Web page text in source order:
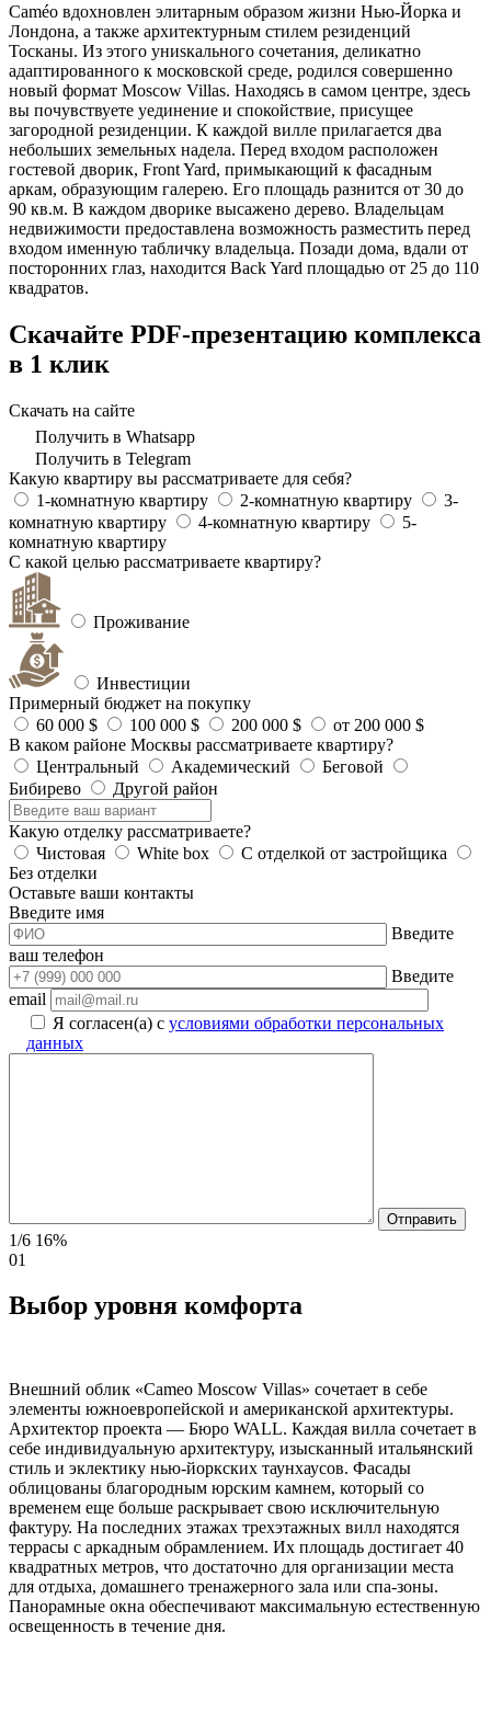
Caméo вдохновлен элитарным образом жизни Нью-Йорка и
Лондона, а также архитектурным стилем резиденций
Тосканы. Из этого униsкального сочетания, деликатно
адаптированного к московской среде, родился совершенно
новый формат Moscow Villas. Находясь в самом центре, здесь
вы почувствуете уединение и спокойствие, присущее
загородной резиденции. К каждой вилле прилагается два
небольших земельных надела. Перед входом расположен
гостевой дворик, Front Yard, примыкающий к фасадным
аркам, образующим галерею. Его площадь разнится от 30 до
90 кв.м. В каждом дворике высажено дерево. Владельцам
недвижимости предоставлена возможность разместить перед
входом именную табличку владельца. Позади дома, вдали от
посторонних глаз, находится Back Yard площадью от 25 до 110
квадратов.
Скачайте PDF-презентацию комплекса
в 1 клик
Скачать на сайте
Получить в Whatsapp
Получить в Telegram
Какую квартиру вы рассматриваете для себя?
1-комнатную квартиру
2-комнатную квартиру
3-
комнатную квартиру
4-комнатную квартиру
5-
комнатную квартиру
С какой целью рассматриваете квартиру?
Проживание
Инвестиции
Примерный бюджет на покупку
60 000 $
100 000 $ 200 000 $
от 200 000 $
В каком районе Москвы рассматриваете квартиру?
Центральный
Академический
Беговой
Бибирево
Другой район
Какую отделку рассматриваете?
Чистовая
White box
С отделкой от застройщика
Без отделки
Оставьте ваши контакты
Введите имя
Введите
ваш телефон
Введите
email
Я согласен(а) с условиями обработки персональных
данных
1/6 16%
01
Выбор уровня комфорта
Внешний облик «Cameo Moscow Villas» сочетает в себе
элементы южноевропейской и американской архитектуры.
Архитектор проекта — Бюро WALL. Каждая вилла сочетает в
себе индивидуальную архитектуру, изысканный итальянский
стиль и эклектику нью-йоркских таунхаусов. Фасады
облицованы благородным юрским камнем, который со
временем еще больше раскрывает свою исключительную
фактуру. На последних этажах трехэтажных вилл находятся
террасы с аркадным обрамлением. Их площадь достигает 40
квадратных метров, что достаточно для организации места
для отдыха, домашнего тренажерного зала или спа-зоны.
Панорамные окна обеспечивают максимальную естественную
освещенность в течение дня.